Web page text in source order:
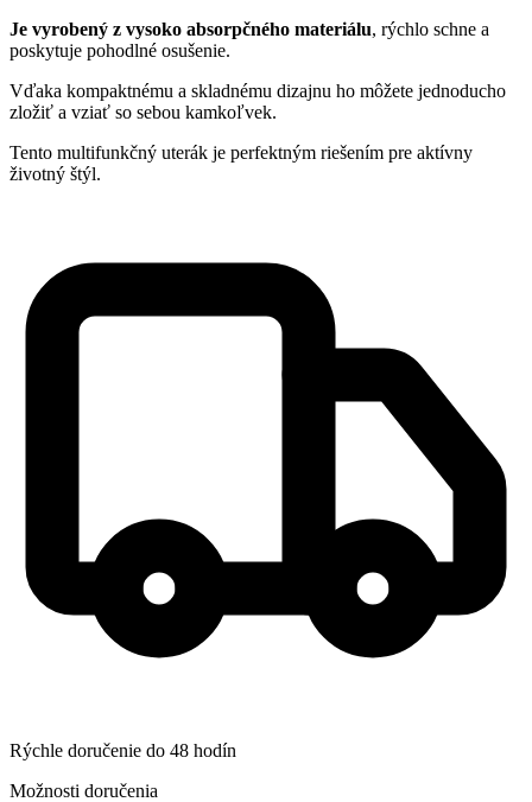
Je vyrobený z vysoko absorpčného materiálu, rýchlo schne a
poskytuje pohodlné osušenie.
Vďaka kompaktnému a skladnému dizajnu ho môžete jednoducho
zložiť a vziať so sebou kamkoľvek.
Tento multifunkčný uterák je perfektným riešením pre aktívny
životný štýl.
Rýchle doručenie do 48 hodín
Možnosti doručenia